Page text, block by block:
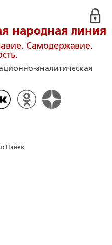
народная линия
Самодержавие.
аналитическая
Панев